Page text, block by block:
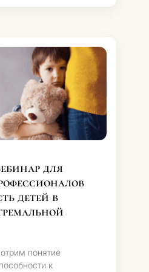
для
детей в
понятие
к